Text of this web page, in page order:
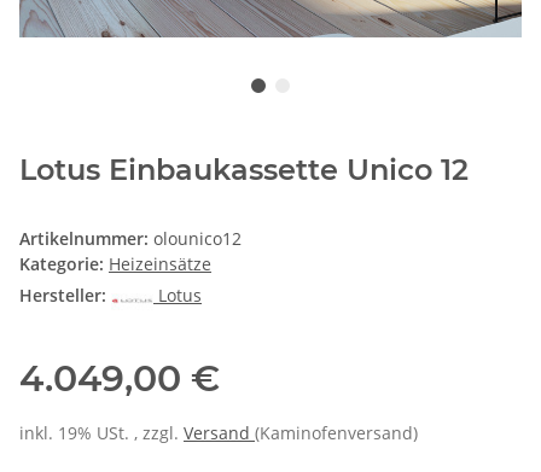
Lotus Einbaukassette Unico 12
Artikelnummer: olounico12
Kategorie: Heizeinsätze
Hersteller:
Lotus
4.049,00 €
inkl. 19% USt. , zzgl. Versand (Kaminofenversand)